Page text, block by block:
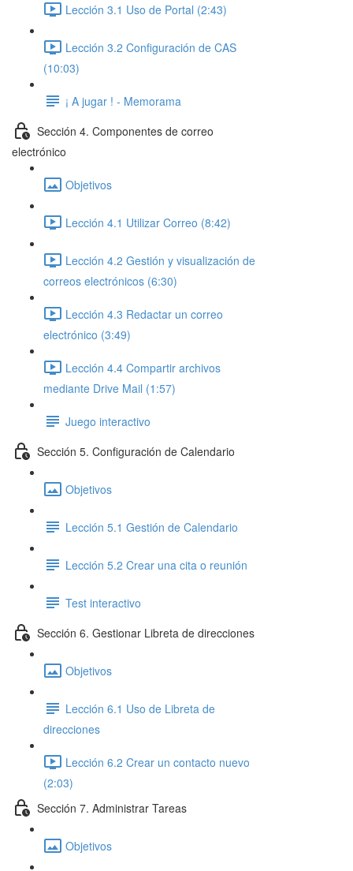
Lección 3.1 Uso de Portal (2:43)
Lección 3.2 Configuración de CAS
(10:03)
¡ A jugar ! - Memorama
Sección 4. Componentes de correo
electrónico
Objetivos
Lección 4.1 Utilizar Correo (8:42)
Lección 4.2 Gestión y visualización de
correos electrónicos (6:30)
Lección 4.3 Redactar un correo
electrónico (3:49)
Lección 4.4 Compartir archivos
mediante Drive Mail (1:57)
Juego interactivo
Sección 5. Configuración de Calendario
Objetivos
Lección 5.1 Gestión de Calendario
Lección 5.2 Crear una cita o reunión
Test interactivo
Sección 6. Gestionar Libreta de direcciones
Objetivos
Lección 6.1 Uso de Libreta de
direcciones
Lección 6.2 Crear un contacto nuevo
(2:03)
Sección 7. Administrar Tareas
Objetivos